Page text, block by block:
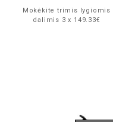
Mokėkite trimis lygiomis
dalimis 3 x 149.33€